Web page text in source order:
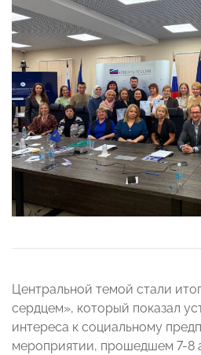
Центральной темой стали
сердцем», который показал
интереса к социальному
мероприятии, прошедшем 7-8